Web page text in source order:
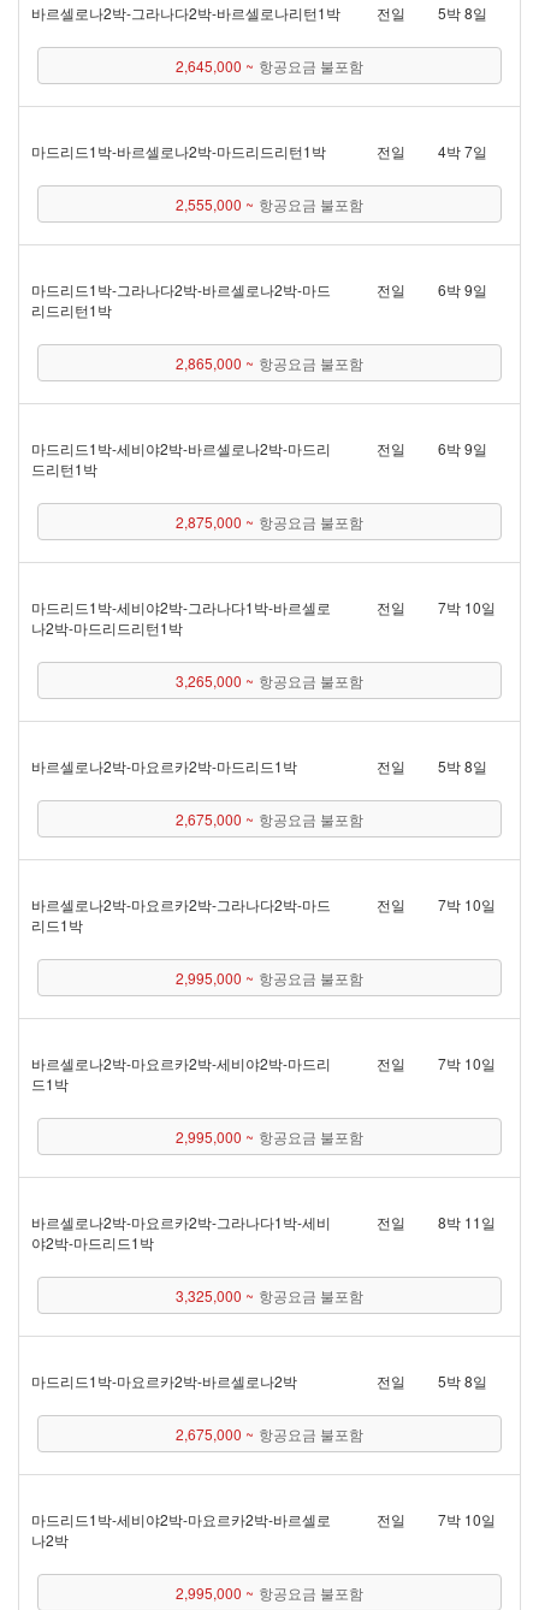
바르셀로나 2박 - 그라나다 2박 - 바르셀로나리턴 1박 전일 5박 8일
2,645,000 ~ 항공요금 불포함
마드리드 1박 - 바르셀로나 2박 - 마드리드리턴 1박 전일 4박 7일
2,555,000 ~ 항공요금 불포함
마드리드 1박 - 그라나다 2박 - 바르셀로나 2박 - 마드
리드리턴 1박
전일 6박 9일
2,865,000 ~ 항공요금 불포함
마드리드 1박 - 세비야 2박 - 바르셀로나 2박 - 마드리
드리턴 1박
전일 6박 9일
2,875,000 ~ 항공요금 불포함
마드리드 1박 - 세비야 2박 - 그라나다 1박 - 바르셀로
나 2박 - 마드리드리턴 1박
전일 7박 10일
3,265,000 ~ 항공요금 불포함
바르셀로나 2박 - 마요르카 2박 - 마드리드 1박 전일 5박 8일
2,675,000 ~ 항공요금 불포함
바르셀로나 2박 - 마요르카 2박 - 그라나다 2박 - 마드
리드 1박
전일 7박 10일
2,995,000 ~ 항공요금 불포함
바르셀로나 2박 - 마요르카 2박 - 세비야 2박 - 마드리
드 1박
전일 7박 10일
2,995,000 ~ 항공요금 불포함
바르셀로나 2박 - 마요르카 2박 - 그라나다 1박 - 세비
야 2박 - 마드리드 1박
전일 8박 11일
3,325,000 ~ 항공요금 불포함
마드리드 1박 - 마요르카 2박 - 바르셀로나 2박 전일 5박 8일
2,675,000 ~ 항공요금 불포함
마드리드 1박 - 세비야 2박 - 마요르카 2박 - 바르셀로
나 2박
전일 7박 10일
2,995,000 ~ 항공요금 불포함